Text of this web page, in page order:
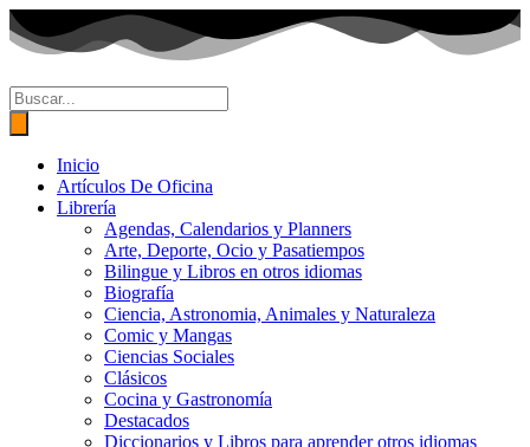
Ir
al
contenido
Búsqueda
de
productos
Inicio
Artículos De Oficina
Librería
Agendas, Calendarios y Planners
Arte, Deporte, Ocio y Pasatiempos
Bilingue y Libros en otros idiomas
Biografía
Ciencia, Astronomia, Animales y Naturaleza
Comic y Mangas
Ciencias Sociales
Clásicos
Cocina y Gastronomía
Destacados
Diccionarios y Libros para aprender otros idiomas